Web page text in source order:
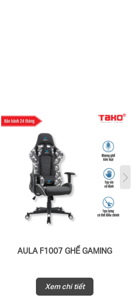
AULA F1007 GHẾ GAMING
Xem chi tiết